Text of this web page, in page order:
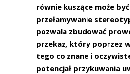
równie kuszące może być
przełamywanie
pozwala zbudować
przekaz, który poprzez
tego co znane i
potencjał przykuwania